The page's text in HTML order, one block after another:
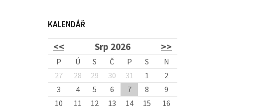
KALENDÁŘ
<< Srp 2026 >>
P Ú S Č P S
N
27
28 29 30 31 1
2
3
4 5 6 7 8
9
10
11 12 13 14 15
16